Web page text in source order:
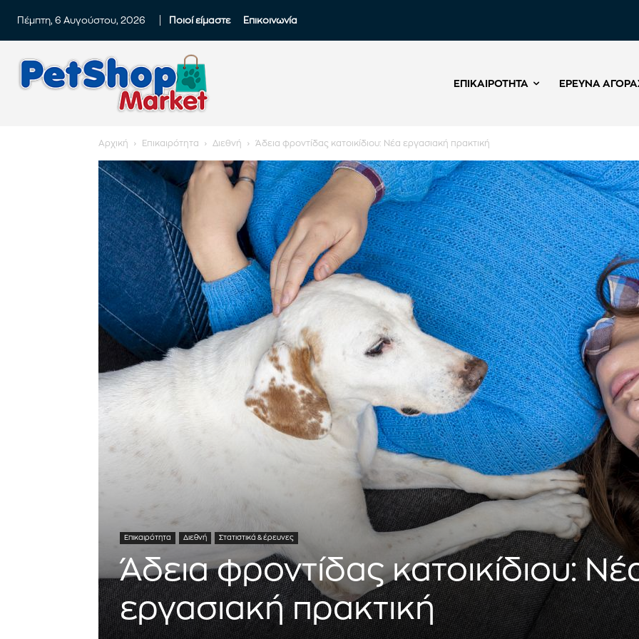
Πέμπτη, 6 Αυγούστου, 2026 Ποιοί είμαστε Επικοινωνία
ΕΠΙΚΑΙΡΌΤΗΤΑ ΈΡΕΥΝΑ
Αρχική Επικαιρότητα Διεθνή Άδεια φροντίδας κατοικίδιου: Νέα εργασιακή πρακτική
Επικαιρότητα Διεθνή Στατιστικά & έρευνες
Άδεια φροντίδας κατοικίδιου:
εργασιακή πρακτική